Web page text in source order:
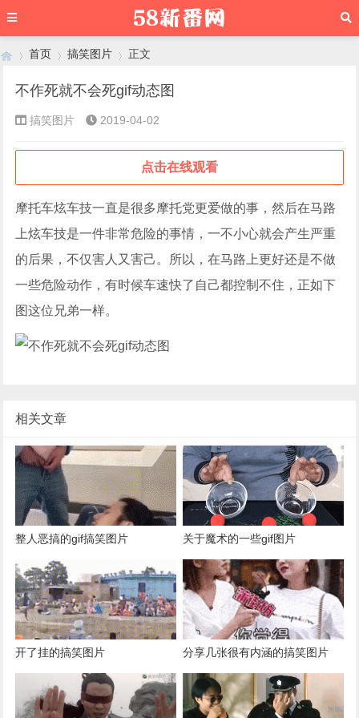
›
首页
›
搞笑图片
›
正文
不作死就不会死gif动态图
搞笑图片 2019-04-02
点击在线观看
摩托车炫车技一直是很多摩托党更爱做的事，然后在马路
上炫车技是一件非常危险的事情，一不小心就会产生严重
的后果，不仅害人又害己。所以，在马路上更好还是不做
一些危险动作，有时候车速快了自己都控制不住，正如下
图这位兄弟一样。
相关文章
整人恶搞的gif搞笑图片 关于魔术的一些gif图片
开了挂的搞笑图片 分享几张很有内涵的搞笑图片